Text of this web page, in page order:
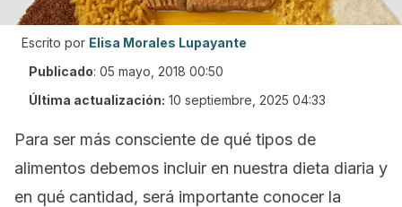
Escrito por Elisa Morales Lupayante
Publicado: 05 mayo, 2018 00:50
Última actualización: 10 septiembre, 2025 04:33
Para ser más consciente de qué tipos de
alimentos debemos incluir en nuestra dieta diaria y
en qué cantidad, será importante conocer la